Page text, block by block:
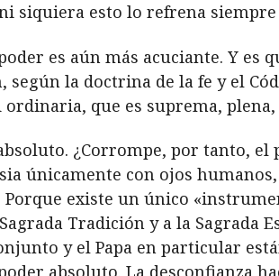
siquiera esto lo refrena
es aún más acuciante. Y
la doctrina de la fe y el
que es suprema,
¿Corrompe, por tanto,
únicamente con ojos
Porque existe un único
Tradición y a la Sagrada
y el Papa en particular
absoluto. La desconfianza